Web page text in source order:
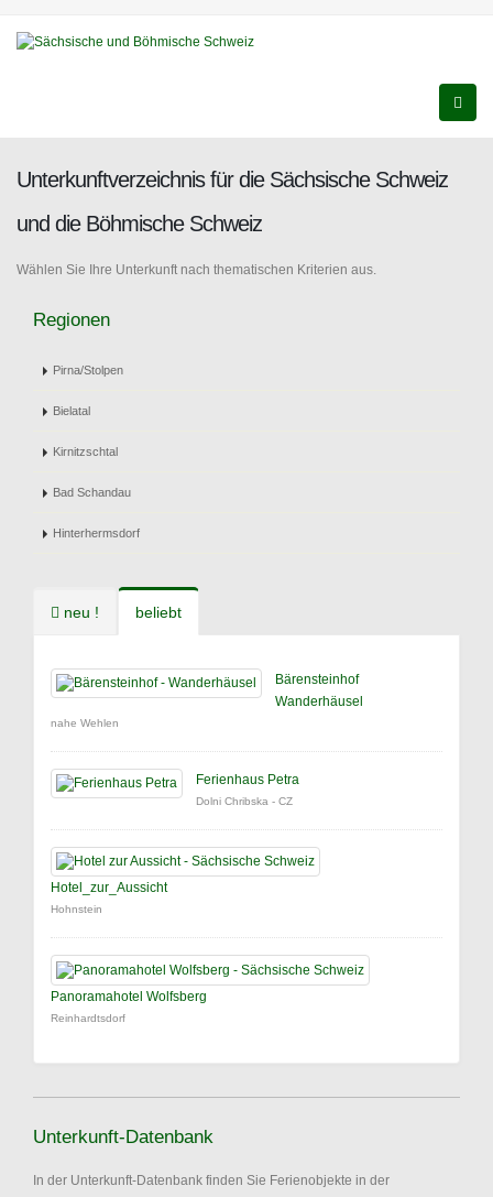
Unterkunftverzeichnis für die Sächsische Schweiz
und die Böhmische Schweiz
Wählen Sie Ihre Unterkunft nach thematischen Kriterien aus.
Regionen
Pirna/Stolpen
Bielatal
Kirnitzschtal
Bad Schandau
Hinterhermsdorf
neu ! beliebt
Bärensteinhof
Wanderhäusel
nahe Wehlen
Ferienhaus Petra
Dolni Chribska - CZ
Hotel_zur_Aussicht
Hohnstein
Panoramahotel Wolfsberg
Reinhardtsdorf
Unterkunft-Datenbank
In der Unterkunft-Datenbank finden Sie Ferienobjekte in der